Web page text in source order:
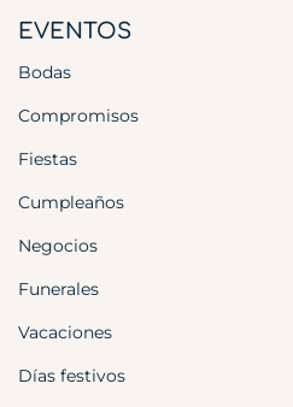
EVENTOS
Bodas
Compromisos
Fiestas
Cumpleaños
Negocios
Funerales
Vacaciones
Días festivos